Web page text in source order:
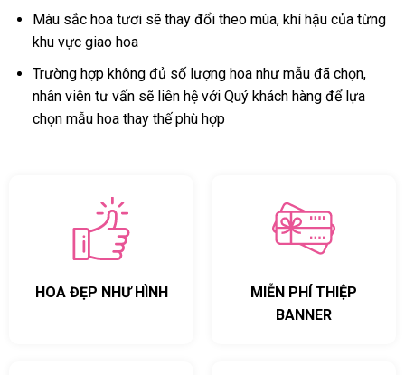
Màu sắc hoa tươi sẽ thay đổi theo mùa, khí hậu của từng
khu vực giao hoa
Trường hợp không đủ số lượng hoa như mẫu đã chọn,
nhân viên tư vấn sẽ liên hệ với Quý khách hàng để lựa
chọn mẫu hoa thay thế phù hợp
HOA ĐẸP NHƯ HÌNH
MIỄN PHÍ THIỆP
BANNER